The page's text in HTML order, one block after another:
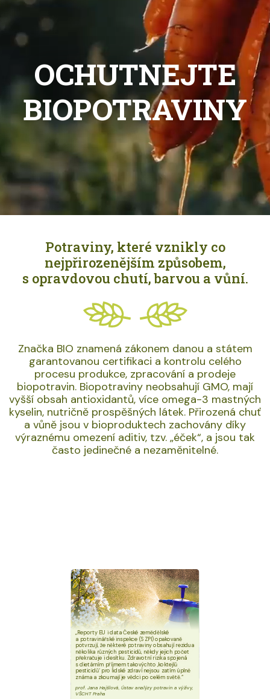
OCHUTNEJTE
BIOPOTRAVINY
Potraviny, které vznikly co
nejpřirozenějším způsobem,
s opravdovou chutí, barvou a vůní.
Značka BIO znamená zákonem danou a státem
garantovanou certifikaci a kontrolu celého
procesu produkce, zpracování a prodeje
biopotravin. Biopotraviny neobsahují GMO, mají
vyšší obsah antioxidantů, více omega-3 mastných
kyselin, nutričně prospěšných látek. Přirozená chuť
a vůně jsou v bioproduktech zachovány díky
výraznému omezení aditiv, tzv. „éček“, a jsou tak
často jedinečné a nezaměnitelné.
„Reporty EU i data České zemědělské
a potravinářské inspekce (SZPI) opakovaně
potvrzují, že některé potraviny obsahují rezidua
několika různých pesticidů, někdy jejich počet
překračuje i desítku. Zdravotní rizika spojená
s dietárním příjmem takovýchto ‚koktejlů
pesticidů‘ pro lidské zdraví nejsou zatím úplně
známa a zkoumají je vědci po celém světě.“
prof. Jana Hajšlová, Ústav analýzy potravin a výživy,
VŠCHT Praha